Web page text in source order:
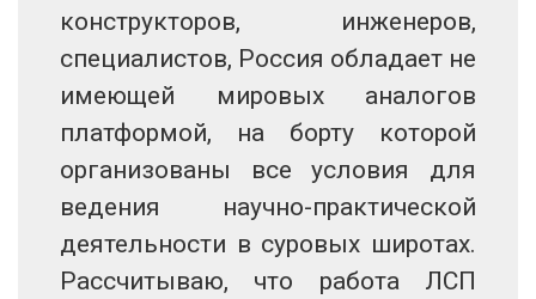
конструкторов, инженеров,
специалистов, Россия обладает не
имеющей мировых аналогов
платформой, на борту которой
организованы все условия для
ведения научно-практической
деятельности в суровых широтах.
Рассчитываю, что работа ЛСП